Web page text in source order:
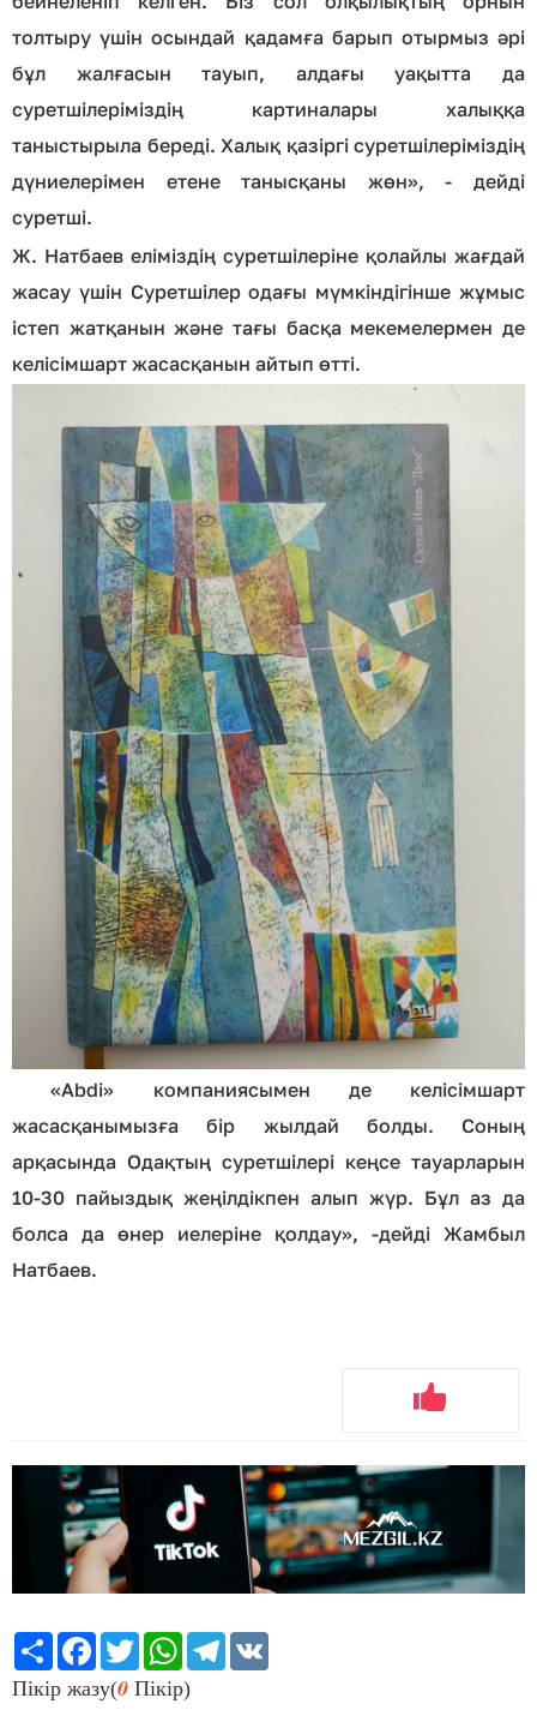
толтыру үшін осындай қадамға барып отырмыз әрі
бұл жалғасын тауып, алдағы уақытта да
суретшілеріміздің картиналары халыққа
таныстырыла береді. Халық қазіргі суретшілеріміздің
дүниелерімен етене танысқаны жөн», - дейді
суретші.
Ж. Натбаев еліміздің суретшілеріне қолайлы жағдай
жасау үшін Суретшілер одағы мүмкіндігінше жұмыс
істеп жатқанын және тағы басқа мекемелермен де
келісімшарт жасасқанын айтып өтті.
«Abdi» компаниясымен де келісімшарт
жасасқанымызға бір жылдай болды. Соның
арқасында Одақтың суретшілері кеңсе тауарларын
10-30 пайыздық жеңілдікпен алып жүр. Бұл аз да
болса да өнер иелеріне қолдау», -дейді Жамбыл
Натбаев.
Share Facebook
TwitterWhatsApp
Telegram
Пікір жазу(0 Пікір)